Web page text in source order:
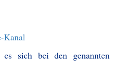
Kanal
sich bei den genannten